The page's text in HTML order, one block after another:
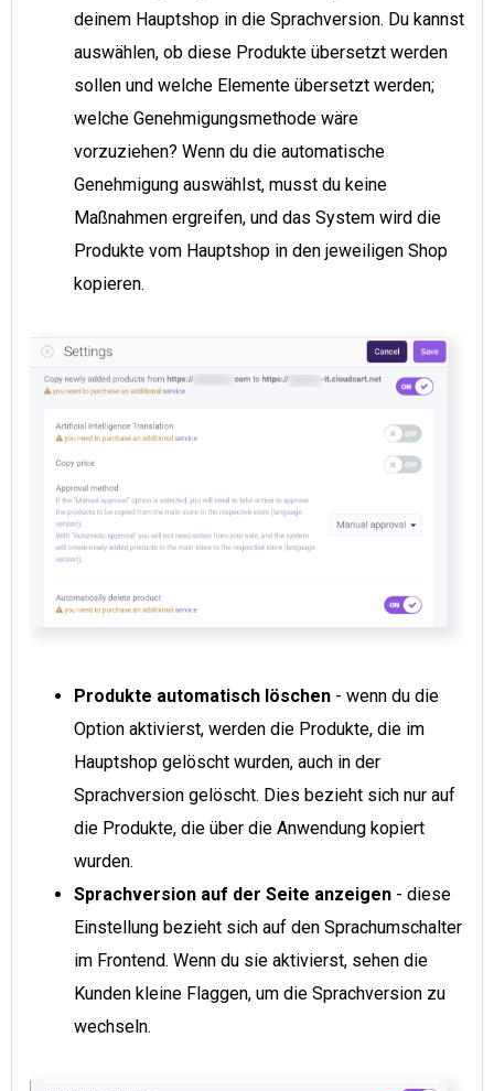
deinem Hauptshop in die Sprachversion. Du kannst
auswählen, ob diese Produkte übersetzt werden
sollen und welche Elemente übersetzt werden;
welche Genehmigungsmethode wäre
vorzuziehen? Wenn du die automatische
Genehmigung auswählst, musst du keine
Maßnahmen ergreifen, und das System wird die
Produkte vom Hauptshop in den jeweiligen Shop
kopieren.
Produkte automatisch löschen - wenn du die
Option aktivierst, werden die Produkte, die im
Hauptshop gelöscht wurden, auch in der
Sprachversion gelöscht. Dies bezieht sich nur auf
die Produkte, die über die Anwendung kopiert
wurden.
Sprachversion auf der Seite anzeigen - diese
Einstellung bezieht sich auf den Sprachumschalter
im Frontend. Wenn du sie aktivierst, sehen die
Kunden kleine Flaggen, um die Sprachversion zu
wechseln.